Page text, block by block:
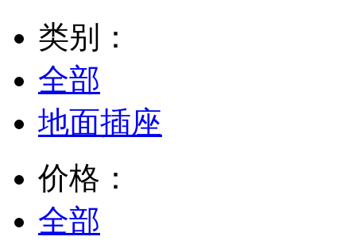
类别：
全部
地面插座
价格：
全部